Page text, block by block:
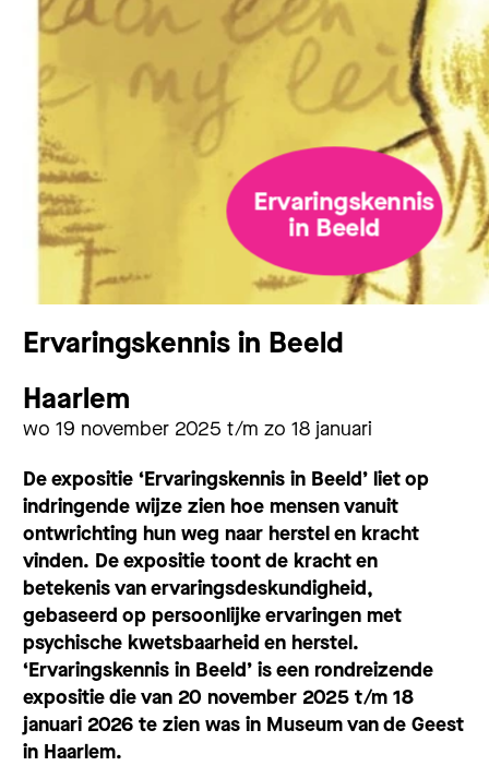
Ervaringskennis
in Beeld
Ervaringskennis in Beeld
Haarlem
wo 19 november 2025 t/m zo 18 januari
De expositie ‘Ervaringskennis in Beeld’ liet op
indringende wijze zien hoe mensen vanuit
ontwrichting hun weg naar herstel en kracht
vinden. De expositie toont de kracht en
betekenis van ervaringsdeskundigheid,
gebaseerd op persoonlijke ervaringen met
psychische kwetsbaarheid en herstel.
‘Ervaringskennis in Beeld’ is een rondreizende
expositie die van 20 november 2025 t/m 18
januari 2026 te zien was in Museum van de Geest
in Haarlem.